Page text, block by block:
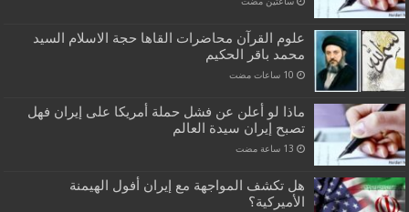
علوم القرآن محاضرات القاها حجة الاسلام السيد
محمد باقر الحكيم
ماذا لو أعلن عن فشل حملة أمريكا على إيران فهل
تصبح إيران سيدة العالم
هل تكشف المواجهة مع إيران أفول الهيمنة
الأميركية؟